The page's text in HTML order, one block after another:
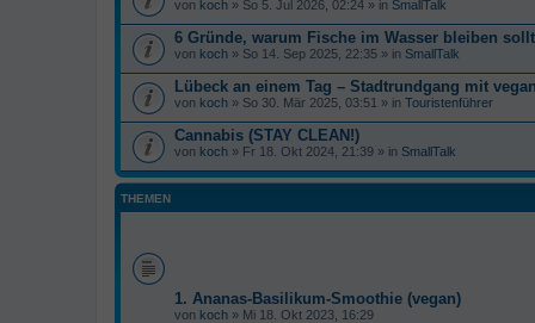
von koch » So 5. Jul 2026, 02:24 » in SmallTalk
6 Gründe, warum Fische im Wasser bleiben
von koch » So 14. Sep 2025, 22:35 » in SmallTalk
Lübeck an einem Tag – Stadtrundgang mit
von koch » So 30. Mär 2025, 03:51 » in Touristenführer
Cannabis (STAY CLEAN!)
von koch » Fr 18. Okt 2024, 21:39 » in SmallTalk
THEMEN
1. Ananas-Basilikum-Smoothie (vegan)
von koch » Mi 18. Okt 2023, 16:29